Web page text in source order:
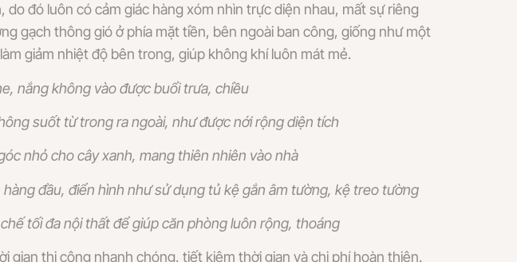
đó luôn có cảm giác hàng xóm nhìn trực diện nhau, mất sự riêng
gạch thông gió ở phía mặt tiền, bên ngoài ban công, giống như một
giảm nhiệt độ bên trong, giúp không khí luôn mát mẻ.
nắng không vào được buổi trưa, chiều
suốt từ trong ra ngoài, như được nới rộng diện tích
nhỏ cho cây xanh, mang thiên nhiên vào nhà
đầu, điển hình như sử dụng tủ kệ gắn âm tường, kệ treo tường
tối đa nội thất để giúp căn phòng luôn rộng, thoáng
gian thi công nhanh chóng, tiết kiệm thời gian và chi phí hoàn thiện.